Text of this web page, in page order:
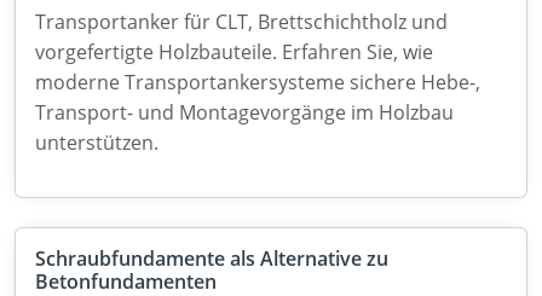
Transportanker für CLT, Brettschichtholz und
vorgefertigte Holzbauteile. Erfahren Sie, wie
moderne Transportankersysteme sichere Hebe-,
Transport- und Montagevorgänge im Holzbau
unterstützen.
Schraubfundamente als Alternative zu
Betonfundamenten